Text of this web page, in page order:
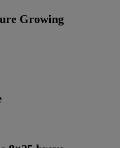
Growing